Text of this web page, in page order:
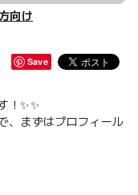
向け
Save
！✨✨
、まずはプロフィール